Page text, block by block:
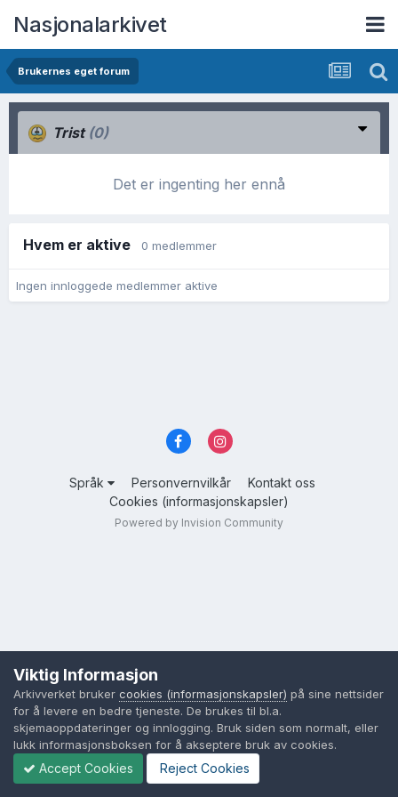
Nasjonalarkivet
Brukernes eget forum
Trist (0)
Det er ingenting her ennå
Hvem er aktive 0 medlemmer
Ingen innloggede medlemmer aktive
Språk Personvernvilkår
Kontakt oss
Cookies (informasjonskapsler)
Powered by Invision Community
Viktig Informasjon
Arkivverket bruker cookies (informasjonskapsler) på sine nettsider
for å levere en bedre tjeneste. De brukes til bl.a.
skjemaoppdateringer og innlogging. Bruk siden som normalt, eller
lukk informasjonsboksen for å akseptere bruk av cookies.
Accept Cookies Reject Cookies